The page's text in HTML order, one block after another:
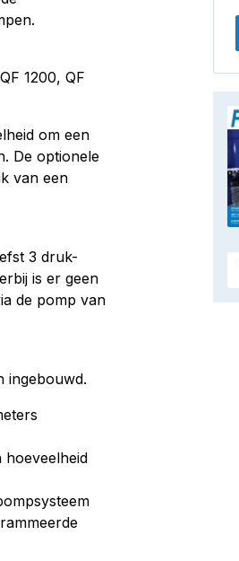
1200, QF
om een
De optionele
van een
3 druk-
is er geen
de pomp van
ingebouwd.
hoeveelheid